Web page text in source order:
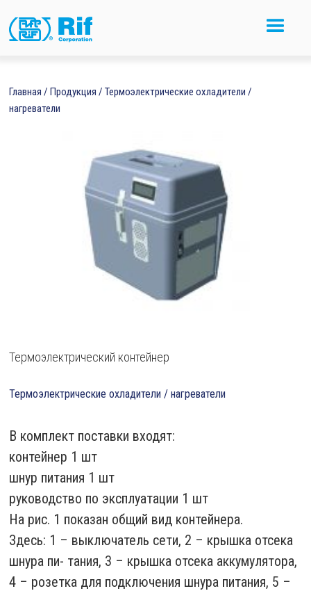
Главная / Продукция / Термоэлектрические охладители /
нагреватели
Термоэлектрический контейнер
Термоэлектрические охладители / нагреватели
В комплект поставки входят:
контейнер 1 шт
шнур питания 1 шт
руководство по эксплуатации 1 шт
На рис. 1 показан общий вид контейнера.
Здесь: 1 – выключатель сети, 2 – крышка отсека
шнура пи- тания, 3 – крышка отсека аккумулятора,
4 – розетка для подключения шнура питания, 5 –